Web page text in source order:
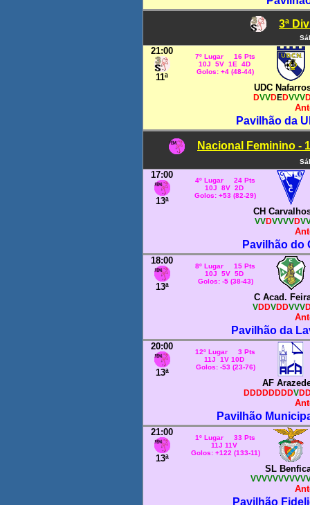
3ª
21:00
11ª
7º Lugar 16 Pts
10J 5V 1E 4D
Golos: +4 (48-44)
UDC
DVVDEDVVV
Pavilhão da
Nacional Feminino -
17:00
13ª
4º Lugar 24 Pts
10J 8V 2D
Golos: +53 (82-29)
CH
VVDVVVVD
Pavilhão do
18:00
13ª
8º Lugar 15 Pts
10J 5V 5D
Golos: -5 (38-43)
C Acad.
VDDVDDVVV
Pavilhão da
20:00
13ª
12º Lugar 3 Pts
11J 1V 10D
Golos: -53 (23-76)
AF
DDDDDDDDV
Pavilhão
21:00
13ª
1º Lugar 33 Pts
11J 11V
Golos: +122 (133-11)
SL
Pavilhão